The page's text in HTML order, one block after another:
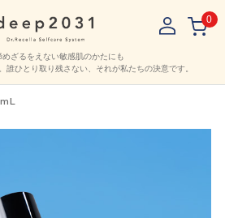
0
めざるをえない敏感肌のかたにも
誰ひとり取り残さない、それが私たちの決意です。